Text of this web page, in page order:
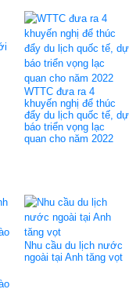
WTTC đưa ra 4
khuyến nghị để thúc
đẩy du lịch quốc tế, dự
báo triển vọng lạc
quan cho năm 2022
Nhu cầu du lịch nước
ngoài tại Anh tăng vọt